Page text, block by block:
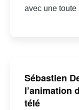
avec une
Sébastien
l’animation
télé